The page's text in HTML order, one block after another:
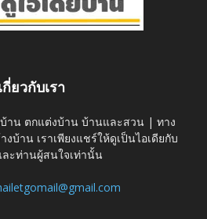
กี่ยวกับเรา
บ้าน ตกแต่งบ้าน บ้านและสวน | ทาง
งบ้าน เราเพียงแชร์ให้ดูเป็นไอเดียกับ
ะท่านผู้สนใจเท่านั้น